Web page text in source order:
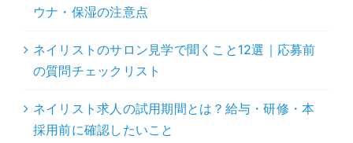
ウナ・保湿の注意点
ネイリストのサロン見学で聞くこと12選｜応募前
の質問チェックリスト
ネイリスト求人の試用期間とは？給与・研修・本
採用前に確認したいこと